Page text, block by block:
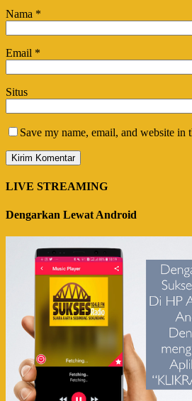
Nama *
Email *
Situs
Save my name, email, and website
LIVE STREAMING
Dengarkan Lewat Android